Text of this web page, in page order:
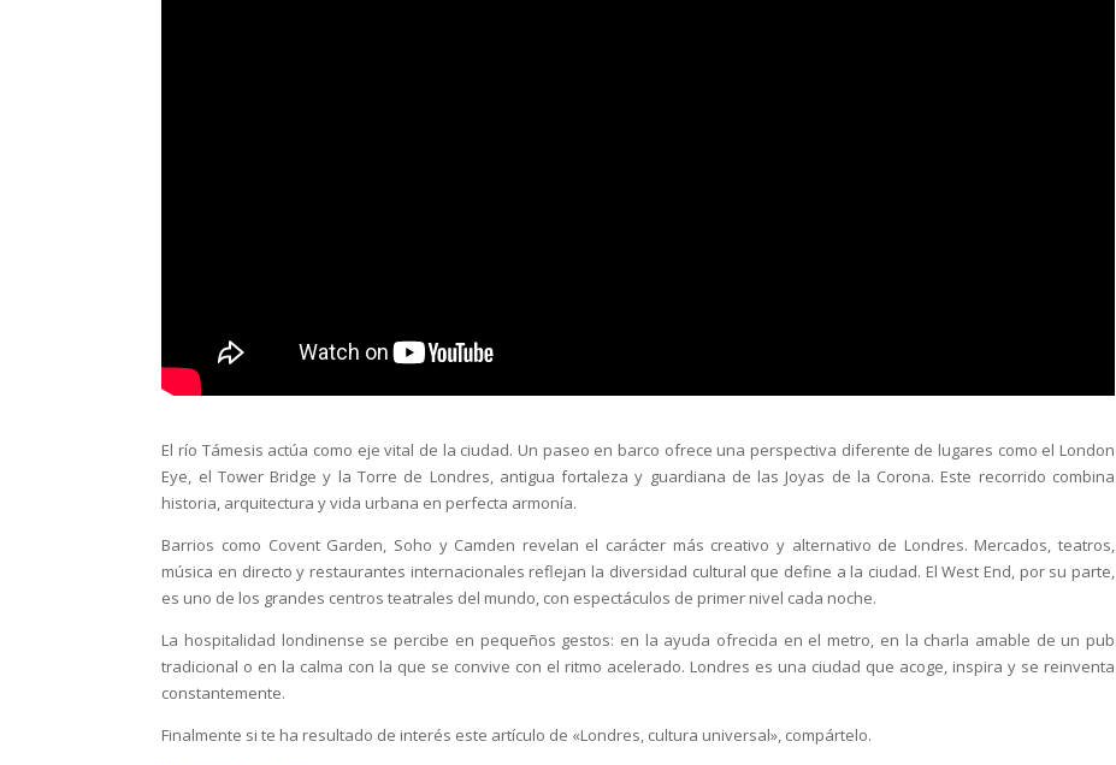
El río Támesis actúa como eje vital de la ciudad. Un paseo en barco ofrece una perspectiva diferente de lugares como el London
Eye, el Tower Bridge y la Torre de Londres, antigua fortaleza y guardiana de las Joyas de la Corona. Este recorrido combina
historia, arquitectura y vida urbana en perfecta armonía.
Barrios como Covent Garden, Soho y Camden revelan el carácter más creativo y alternativo de Londres. Mercados, teatros,
música en directo y restaurantes internacionales reflejan la diversidad cultural que define a la ciudad. El West End, por su parte,
es uno de los grandes centros teatrales del mundo, con espectáculos de primer nivel cada noche.
La hospitalidad londinense se percibe en pequeños gestos: en la ayuda ofrecida en el metro, en la charla amable de un pub
tradicional o en la calma con la que se convive con el ritmo acelerado. Londres es una ciudad que acoge, inspira y se reinventa
constantemente.
Finalmente si te ha resultado de interés este artículo de «Londres, cultura universal», compártelo.